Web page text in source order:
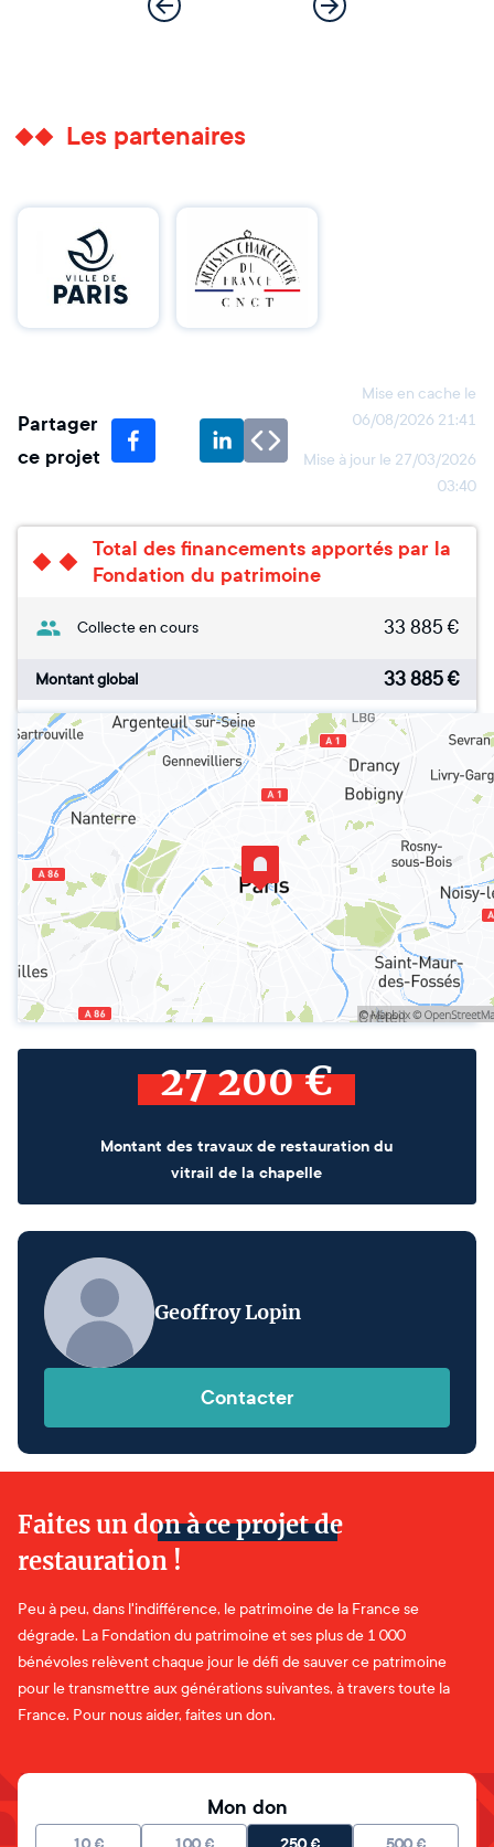
Les partenaires
Partager
ce projet
Mise en cache le
06/08/2026 21:41
Mise à jour le 27/03/2026
03:40
Total des financements apportés par la
Fondation du patrimoine
Collecte en cours 33 885 €
Montant global 33 885€
27 200 €
Montant des travaux de restauration du
vitrail de la chapelle
Geoffroy Lopin
Contacter
Faites un don à ce projet de
restauration !
Peu à peu, dans l'indifférence, le patrimoine de la France se
dégrade. La Fondation du patrimoine et ses plus de 1 000
bénévoles relèvent chaque jour le défi de sauver ce patrimoine
pour le transmettre aux générations suivantes, à travers toute la
France. Pour nous aider, faites un don.
Mon don